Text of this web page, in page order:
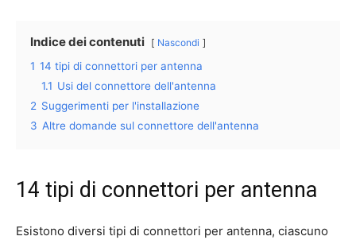
Indice dei contenuti Nascondi
1 14 tipi di connettori per antenna
1.1 Usi del connettore dell'antenna
2 Suggerimenti per l'installazione
3 Altre domande sul connettore dell'antenna
14 tipi di connettori per antenna
Esistono diversi tipi di connettori per antenna, ciascuno